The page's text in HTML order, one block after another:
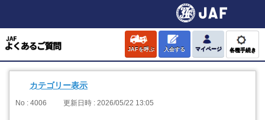
JAFを呼ぶ 入会する マイページ 各種手続き
カテゴリー表示
No : 4006 更新日時 : 2026/05/22 13:05